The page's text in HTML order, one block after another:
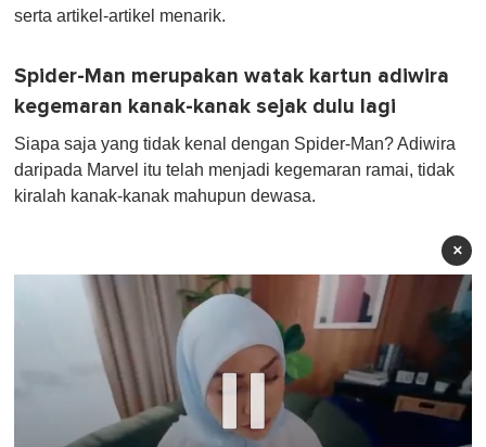
serta artikel-artikel menarik.
Spider-Man merupakan watak kartun adiwira
kegemaran kanak-kanak sejak dulu lagi
Siapa saja yang tidak kenal dengan Spider-Man? Adiwira
daripada Marvel itu telah menjadi kegemaran ramai, tidak
kiralah kanak-kanak mahupun dewasa.
×